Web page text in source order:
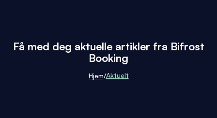
Få med deg aktuelle artikler fra Bifrost
Booking
Hjem/Aktuelt